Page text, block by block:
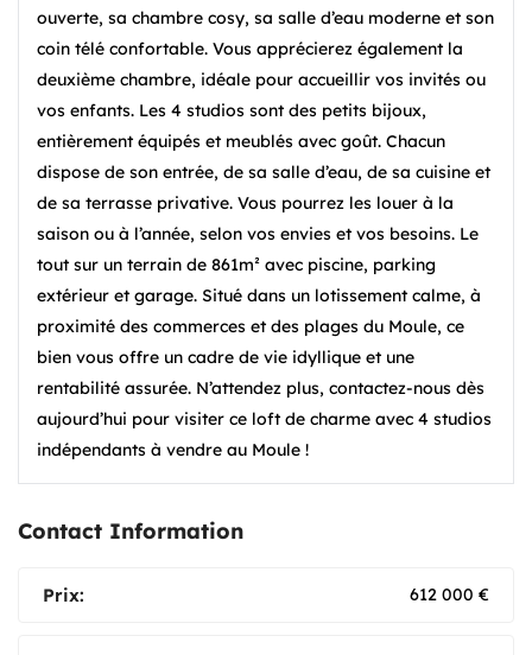
ouverte, sa chambre cosy, sa salle d’eau moderne et son
coin télé confortable. Vous apprécierez également la
deuxième chambre, idéale pour accueillir vos invités ou
vos enfants. Les 4 studios sont des petits bijoux,
entièrement équipés et meublés avec goût. Chacun
dispose de son entrée, de sa salle d’eau, de sa cuisine et
de sa terrasse privative. Vous pourrez les louer à la
saison ou à l’année, selon vos envies et vos besoins. Le
tout sur un terrain de 861m² avec piscine, parking
extérieur et garage. Situé dans un lotissement calme, à
proximité des commerces et des plages du Moule, ce
bien vous offre un cadre de vie idyllique et une
rentabilité assurée. N’attendez plus, contactez-nous dès
aujourd’hui pour visiter ce loft de charme avec 4 studios
indépendants à vendre au Moule !
Contact Information
Prix: 612 000 €